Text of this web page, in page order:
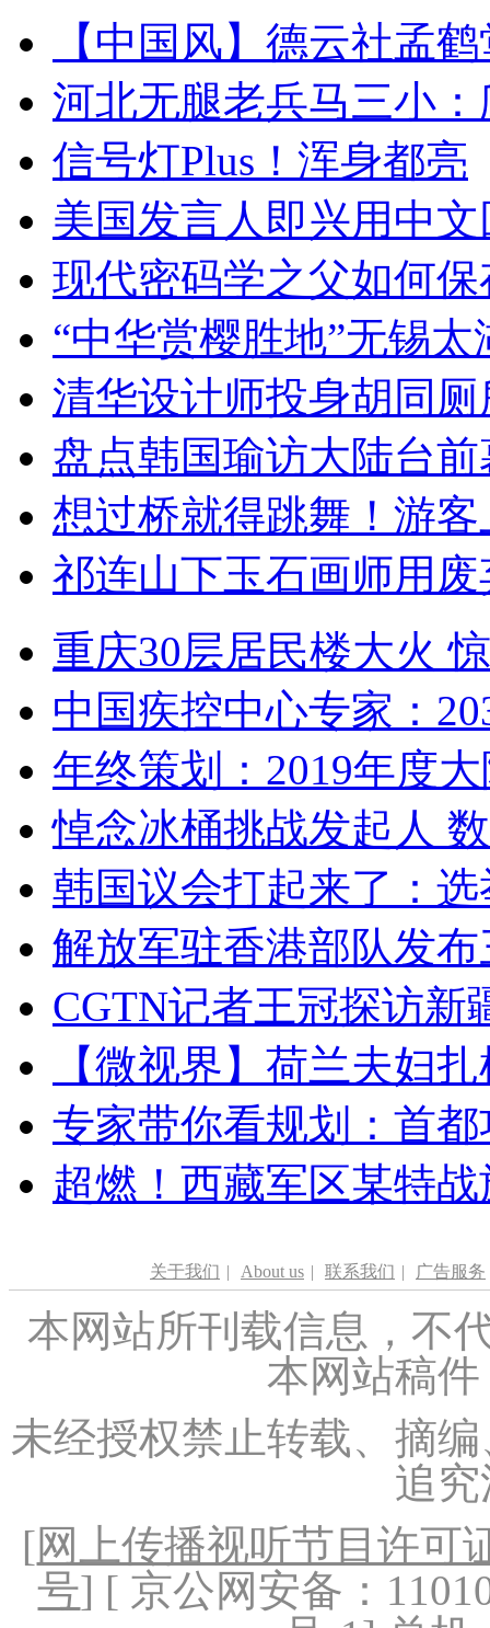
【中国风】德云社孟
河北无腿老兵马三小
信号灯Plus！浑身都亮
美国发言人即兴用中
现代密码学之父如何
“中华赏樱胜地”无锡
清华设计师投身胡同
盘点韩国瑜访大陆台
想过桥就得跳舞！游客
祁连山下玉石画师用
重庆30层居民楼大火
中国疾控中心专家：
年终策划：2019年度
悼念冰桶挑战发起人
韩国议会打起来了：
解放军驻香港部队发
CGTN记者王冠探访新
【微视界】荷兰夫妇
专家带你看规划：首
超燃！西藏军区某特
关于我们 | About us | 联系我们 | 广告服务
本网站所刊载信息，不
本网站稿
未经授权禁止转载、摘
追
[网上传播视听节目许可
号] [ 京公网安备：